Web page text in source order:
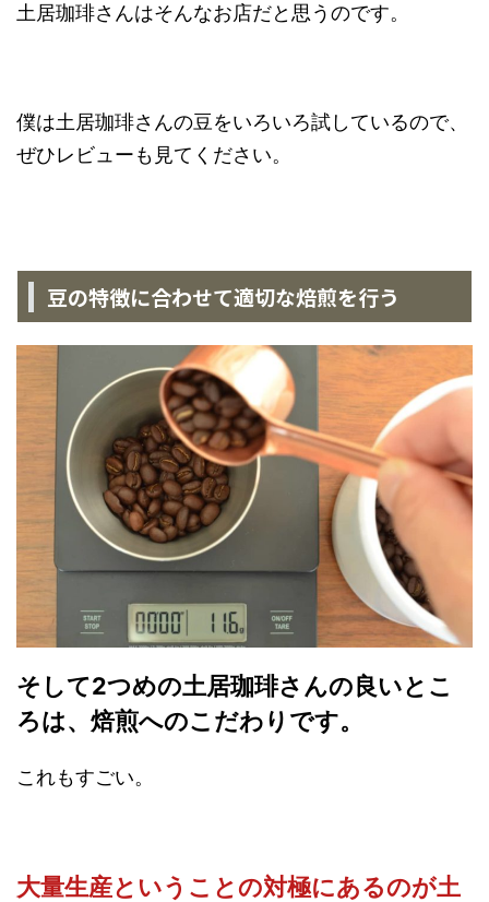
土居珈琲さんはそんなお店だと思うのです。
僕は土居珈琲さんの豆をいろいろ試しているので、
ぜひレビューも見てください。
豆の特徴に合わせて適切な焙煎を行う
そして2つめの土居珈琲さんの良いとこ
ろは、焙煎へのこだわりです。
これもすごい。
大量生産ということの対極にあるのが土